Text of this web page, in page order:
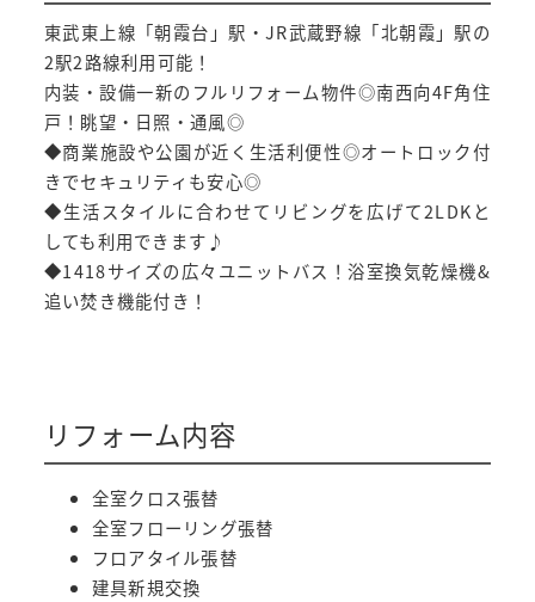
東武東上線「朝霞台」駅・JR武蔵野線「北朝霞」駅の
2駅2路線利用可能！
内装・設備一新のフルリフォーム物件◎南西向4F角住
戸！眺望・日照・通風◎
◆商業施設や公園が近く生活利便性◎オートロック付
きでセキュリティも安心◎
◆生活スタイルに合わせてリビングを広げて2LDKと
しても利用できます♪
◆1418サイズの広々ユニットバス！浴室換気乾燥機&
追い焚き機能付き！
リフォーム内容
全室クロス張替
全室フローリング張替
フロアタイル張替
建具新規交換